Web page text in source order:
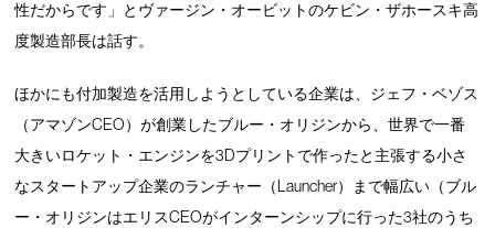
性だからです」とヴァージン・オービットのケビン・ザホースキ高
度製造部長は話す。
ほかにも付加製造を活用しようとしている企業は、ジェフ・ベゾス
（アマゾンCEO）が創業したブルー・オリジンから、世界で一番
大きいロケット・エンジンを3Dプリントで作ったと主張する小さ
なスタートアップ企業のランチャー（Launcher）まで幅広い（ブル
ー・オリジンはエリスCEOがインターンシップに行った3社のうち